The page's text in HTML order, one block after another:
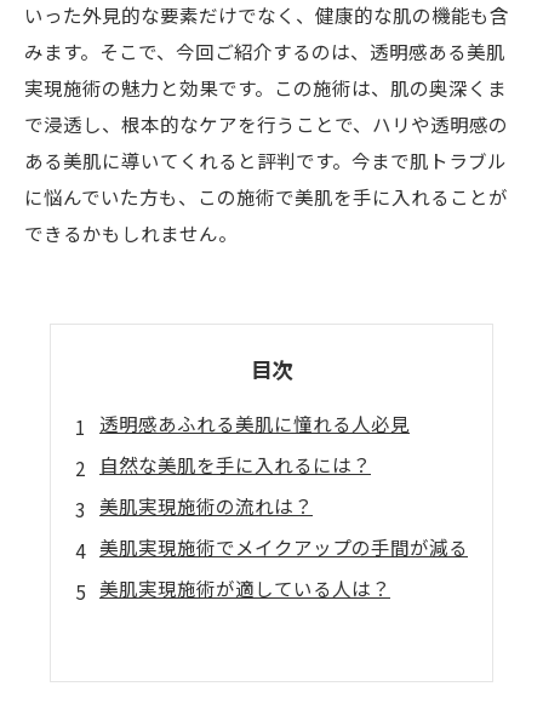
いった外見的な要素だけでなく、健康的な肌の機能も含
みます。そこで、今回ご紹介するのは、透明感ある美肌
実現施術の魅力と効果です。この施術は、肌の奥深くま
で浸透し、根本的なケアを行うことで、ハリや透明感の
ある美肌に導いてくれると評判です。今まで肌トラブル
に悩んでいた方も、この施術で美肌を手に入れることが
できるかもしれません。
目次
透明感あふれる美肌に憧れる人必見
自然な美肌を手に入れるには？
美肌実現施術の流れは？
美肌実現施術でメイクアップの手間が減る
美肌実現施術が適している人は？